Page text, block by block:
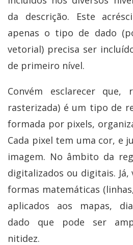
da descrição. Este
apenas o tipo de dado
vetorial) precisa ser
de primeiro nível.
Convém esclarecer que,
rasterizada) é um tipo de
formada por pixels,
Cada pixel tem uma cor, e
imagem. No âmbito da
digitalizados ou digitais.
formas matemáticas
aplicados aos mapas,
dado que pode ser
nitidez.